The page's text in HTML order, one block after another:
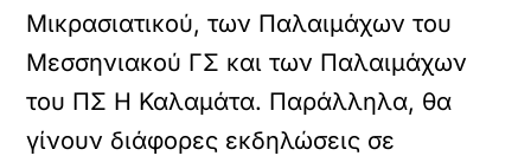
Μικρασιατικού, των Παλαιμάχων του
Μεσσηνιακού ΓΣ και των Παλαιμάχων
του ΠΣ Η Καλαμάτα. Παράλληλα, θα
γίνουν διάφορες εκδηλώσεις σε